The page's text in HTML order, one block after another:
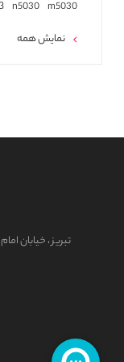
m5030
n5030
نمایش همه
تبریز ، خیابان